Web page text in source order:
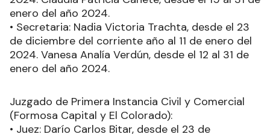
enero del año 2024.
• Secretaria: Nadia Victoria Trachta, desde el 23
de diciembre del corriente año al 11 de enero del
2024. Vanesa Analía Verdún, desde el 12 al 31 de
enero del año 2024.
Juzgado de Primera Instancia Civil y Comercial
(Formosa Capital y El Colorado):
• Juez: Darío Carlos Bitar, desde el 23 de